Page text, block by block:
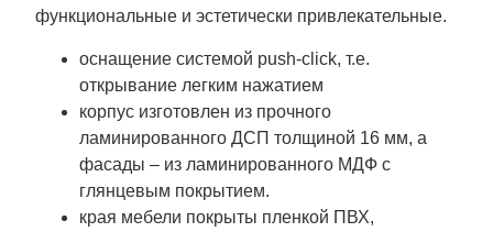
функциональные и эстетически привлекательные.
оснащение системой push-click, т.е.
открывание легким нажатием
корпус изготовлен из прочного
ламинированного ДСП толщиной 16 мм, а
фасады – из ламинированного МДФ с
глянцевым покрытием.
края мебели покрыты пленкой ПВХ,